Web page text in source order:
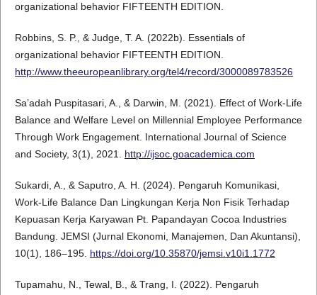
organizational behavior FIFTEENTH EDITION.
Robbins, S. P., & Judge, T. A. (2022b). Essentials of
organizational behavior FIFTEENTH EDITION.
http://www.theeuropeanlibrary.org/tel4/record/3000089783526
Sa’adah Puspitasari, A., & Darwin, M. (2021). Effect of Work-Life
Balance and Welfare Level on Millennial Employee Performance
Through Work Engagement. International Journal of Science
and Society, 3(1), 2021. http://ijsoc.goacademica.com
Sukardi, A., & Saputro, A. H. (2024). Pengaruh Komunikasi,
Work-Life Balance Dan Lingkungan Kerja Non Fisik Terhadap
Kepuasan Kerja Karyawan Pt. Papandayan Cocoa Industries
Bandung. JEMSI (Jurnal Ekonomi, Manajemen, Dan Akuntansi),
10(1), 186–195. https://doi.org/10.35870/jemsi.v10i1.1772
Tupamahu, N., Tewal, B., & Trang, I. (2022). Pengaruh